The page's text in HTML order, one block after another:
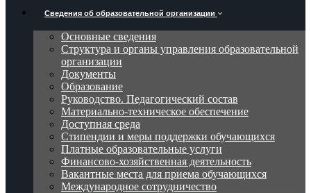
Сведения об образовательной организации
Основные сведения
Структура и органы управления образовательной
организации
Документы
Образование
Руководство. Педагогический состав
Материально-техническое обеспечение
Доступная среда
Стипендии и меры поддержки обучающихся
Платные образовательные услуги
Финансово-хозяйственная деятельность
Вакантные места для приема обучающихся
Международное сотрудничество